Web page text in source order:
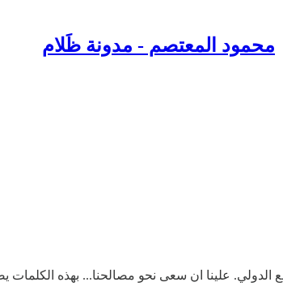
محمود المعتصم - مدونة ظَلام
الدولي. علينا ان سعى نحو مصالحنا... بهذه